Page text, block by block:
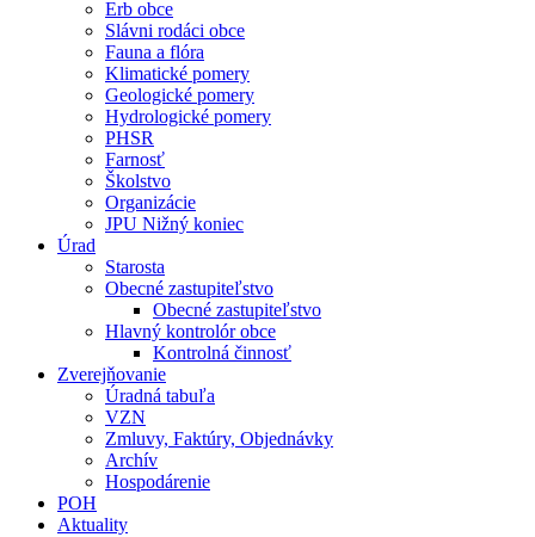
Erb obce
Slávni rodáci obce
Fauna a flóra
Klimatické pomery
Geologické pomery
Hydrologické pomery
PHSR
Farnosť
Školstvo
Organizácie
JPU Nižný koniec
Úrad
Starosta
Obecné zastupiteľstvo
Obecné zastupiteľstvo
Hlavný kontrolór obce
Kontrolná činnosť
Zverejňovanie
Úradná tabuľa
VZN
Zmluvy, Faktúry, Objednávky
Archív
Hospodárenie
POH
Aktuality